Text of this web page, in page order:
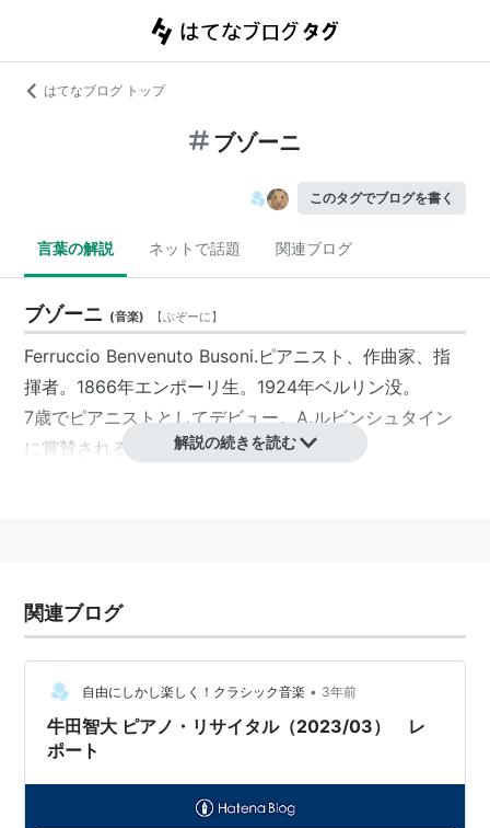
はてなブログ トップ
ブゾーニ
このタグでブログを書く
言葉の解説 ネットで話題 関連ブログ
ブゾーニ (音楽) 【ぶぞーに】
Ferruccio Benvenuto Busoni.ピアニスト、作曲家、指
揮者。1866年エンポーリ生。1924年ベルリン没。
7歳でピアニストとしてデビュー。A.ルビンシュタイン
に賞賛される。
構成と独特のペダル技法をもって知られる。
「嫁えらび」「トゥーランドット」「ファウスト博士」
などのオペラ作品の他、多くの室内楽、ピアノ曲などを
作曲。
その他バッハ、モーツァルト、リスト、ワーグナー等の
編曲作品（協奏曲のカデンツァ等を含む）も有名。
1949年よりイタリア・ボルツァーノにてブゾーニ国際
ピアノ・コンクールが開催されている。
解説の続きを読む
関連ブログ
自由にしかし楽しく！クラシック音楽 • 3年前
牛田智大 ピアノ・リサイタル（2023/03） レ
ポート